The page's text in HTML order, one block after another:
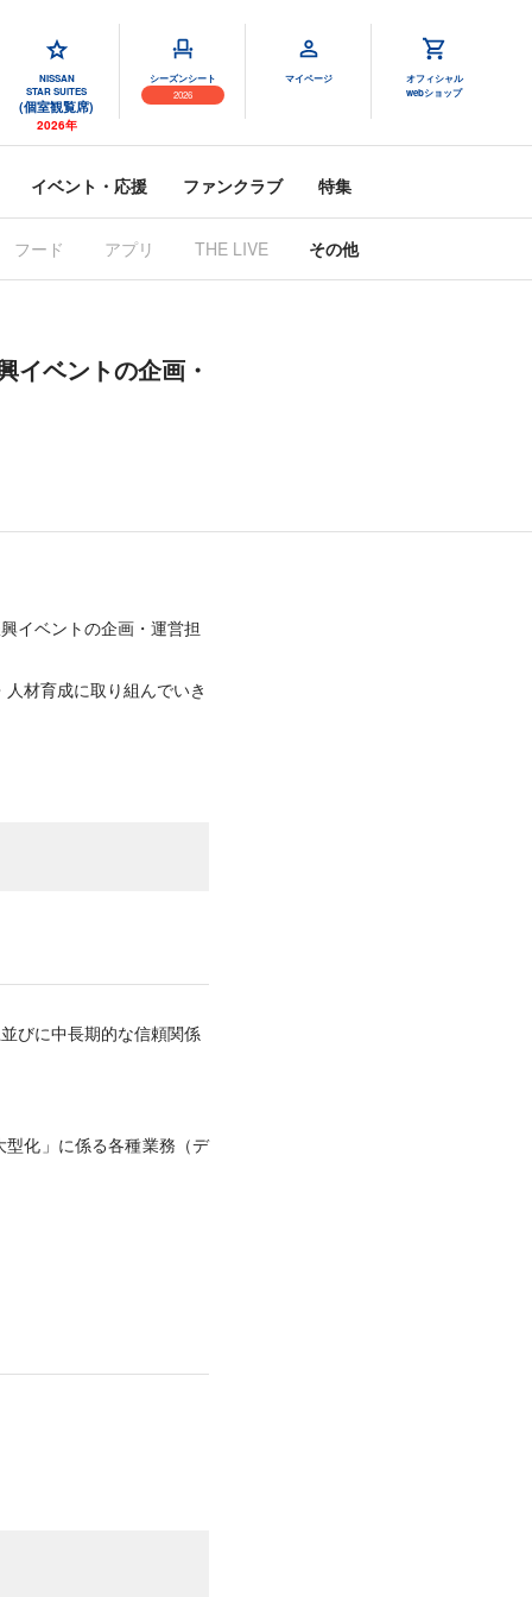
NISSAN
STAR SUITES
(個室観覧席)
2026年
シーズンシート
2026
マイページ
オフィシャル
webショップ
イベント・応援 ファンクラブ 特集
フード アプリ THE LIVE その他
イベントの企画・
イベントの企画・運営担
材育成に取り組んでいき
びに中長期的な信頼関係
化」に係る各種業務（デ